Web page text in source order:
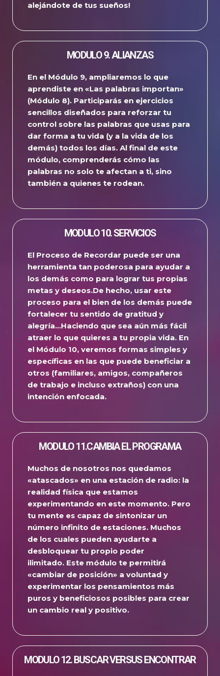
alejándote de tus sueños!
MODULO 9. ALIANZAS
En el Módulo 9, ampliaremos lo que
aprendiste en «Las palabras importan»
(Módulo 8). Participarás en ejercicios
sencillos diseñados para reforzar tu
control sobre las palabras que usas para
dar forma a tu vida (y a la vida de los
demás) todos los días. Al final de este
módulo, comprenderás cómo las
palabras no solo te afectan a ti, sino
también a quienes te rodean.
MODULO 10. SERVICIOS
El Proceso de Recordar puede ser una
herramienta tan poderosa para ayudar a
los demás como para lograr tus propias
metas y deseos.De hecho, usar este
proceso para el bien de los demás puede
fortalecer tu sentido de gratitud y
alegría…Haciendo que sea aún más fácil
atraer lo que quieres a tu propia vida. En
el Módulo 10, veremos formas simples y
específicas en las que puede beneficiar a
otros (familiares, amigos, compañeros
de trabajo e incluso extraños) con una
intención enfocada.
MODULO 11.CAMBIA EL PROGRAMA
Muchos de nosotros nos quedamos
«atascados» en una estación de radio: la
realidad física que estamos
experimentando en este momento. Pero
tu mente es capaz de sintonizar un
número infinito de estaciones. Muchos
de los cuales pueden ayudarte a
desbloquear tu propio poder
ilimitado. Este módulo te permitirá
«cambiar de posición» a voluntad y
experimentar los pensamientos más
puros y beneficiosos posibles para crear
un cambio real y positivo.
MODULO 12. BUSCAR VERSUS ENCONTRAR